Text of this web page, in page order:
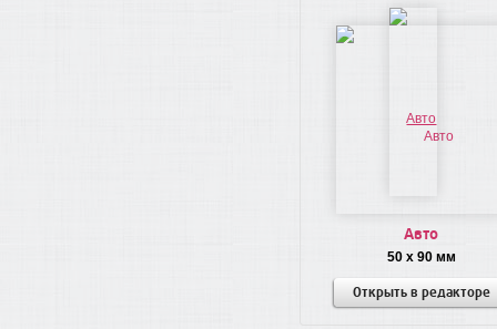
Авто
50 x 90 мм
Открыть в редакторе